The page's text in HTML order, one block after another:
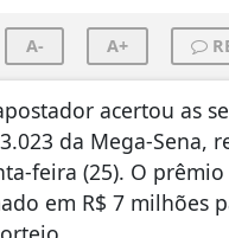
A- A+
acertou as
da Mega-Sena,
feira (25). O
em R$ 7 milhões